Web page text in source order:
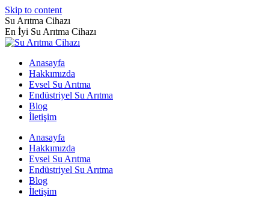
Skip to content
Su Arıtma Cihazı
En İyi Su Arıtma Cihazı
Anasayfa
Hakkımızda
Evsel Su Arıtma
Endüstriyel Su Arıtma
Blog
İletişim
Anasayfa
Hakkımızda
Evsel Su Arıtma
Endüstriyel Su Arıtma
Blog
İletişim